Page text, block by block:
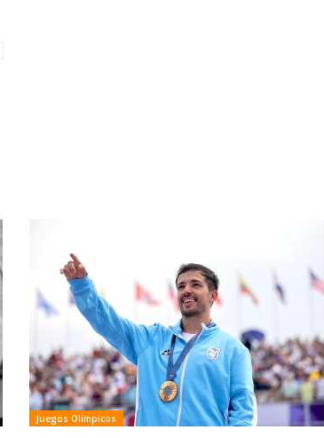
Juegos Olímpicos